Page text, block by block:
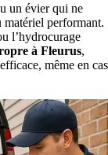
un évier qui ne
matériel performant.
l’hydrocurage
à Fleurus,
même en cas